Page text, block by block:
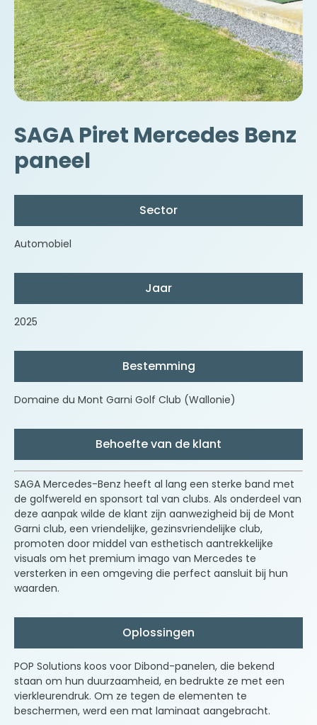
SAGA Piret Mercedes Benz
paneel
Sector
Automobiel
Jaar
2025
Bestemming
Domaine du Mont Garni Golf Club (Wallonie)
Behoefte van de klant
SAGA Mercedes-Benz heeft al lang een sterke band met
de golfwereld en sponsort tal van clubs. Als onderdeel van
deze aanpak wilde de klant zijn aanwezigheid bij de Mont
Garni club, een vriendelijke, gezinsvriendelijke club,
promoten door middel van esthetisch aantrekkelijke
visuals om het premium imago van Mercedes te
versterken in een omgeving die perfect aansluit bij hun
waarden.
Oplossingen
POP Solutions koos voor Dibond-panelen, die bekend
staan om hun duurzaamheid, en bedrukte ze met een
vierkleurendruk. Om ze tegen de elementen te
beschermen, werd een mat laminaat aangebracht.